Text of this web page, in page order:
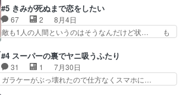
が“萌え”なのでこの娘が皇帝… ウサギ好きそうな
王女殿下がかわいい。幼馴… ついに始まった狩猟
祭。エルナの活躍で上位…
目は気品溢れてるのに中身は…美緒ママ… テー
マ：格ゲー大会に行くには？感想は、美… 大会を
前に格ゲー熱が高まる一方、百合の本… 東京で開
催される格ゲー大会に参加すること… Japanに向
めに東京へ!/でも観光よ… 旅の支度全部やってく
れる先輩、なんだかん… 第５話をｄアニメストア
で視聴しました。視…
#5 きみが死ぬまで恋をしたい
67 2
8月4日
敵も1人の人間というのはそうなんだけど状… も
を人間に戻して欲しいでも自分達が代わ… ご視聴
ありがとうございました見るたびに切… 誰かと思
ったらちゅー先輩か。しれっと相方… 第５話感
想：コ□した相手にも家族や…､戦… つらい回
#4 スーパーの裏でヤニ吸うふたり
31 1
7月30日
ガラケーがぶっ壊れたので仕方なくスマホに…